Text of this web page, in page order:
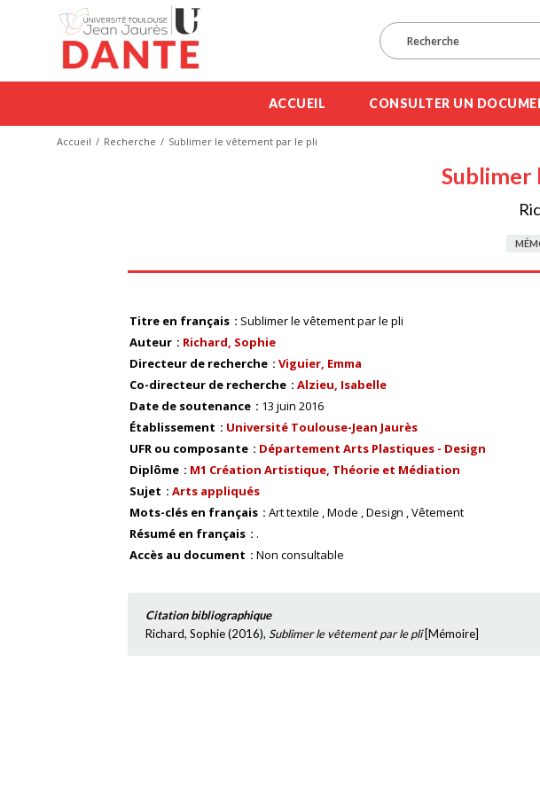
ACCUEIL CONSULTER UN
Accueil Recherche Sublimer le vêtement par le pli
Sublimer
Titre en français
Sublimer le vêtement par le pli
Auteur
Richard, Sophie
Directeur de recherche
Viguier, Emma
Co-directeur de recherche
Alzieu, Isabelle
Date de soutenance
13 juin 2016
Établissement
Université Toulouse-Jean Jaurès
UFR ou composante
Département Arts Plastiques - Design
Diplôme
M1 Création Artistique, Théorie et Médiation
Sujet
Arts appliqués
Mots-clés en français
Art textile Mode Design Vêtement
Résumé en français
.
Accès au document
Non consultable
Citation bibliographique
Richard, Sophie(2016), Sublimer le vêtement par le pli[Mémoire]